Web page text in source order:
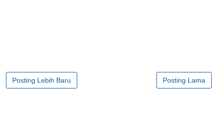
Posting Lebih Baru Posting Lama